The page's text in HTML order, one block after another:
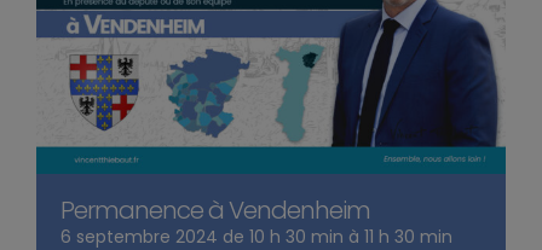
Permanence à Vendenheim
6 septembre 2024 de 10 h 30 min à 11 h 30 min